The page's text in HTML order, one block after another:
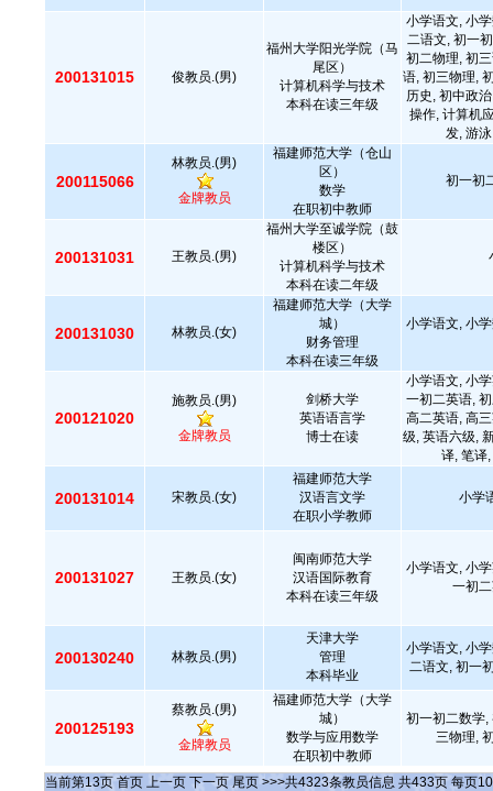
200131015 俊教员.(男)
福州大学阳光学院（马
尾区）
计算机科学与技术
本科在读三年级
小学语文, 小
二语文, 初一
初二物理, 初
语, 初三物理,
历史, 初中政
操作, 计算机
发, 游
200115066
林教员.(男)
金牌教员
福建师范大学（仓山
区）
数学
在职初中教师
初一初
200131031 王教员.(男)
福州大学至诚学院（鼓
楼区）
计算机科学与技术
本科在读二年级
200131030 林教员.(女)
福建师范大学（大学
城）
财务管理
本科在读三年级
小学语文, 小
200121020
施教员.(男)
金牌教员
剑桥大学
英语语言学
博士在读
小学语文, 小
一初二英语,
高二英语, 高
级, 英语六级,
译, 笔译
200131014 宋教员.(女)
福建师范大学
汉语言文学
在职小学教师
小学
200131027 王教员.(女)
闽南师范大学
汉语国际教育
本科在读三年级
小学语文, 小
一初
200130240 林教员.(男)
天津大学
管理
本科毕业
小学语文, 小
二语文, 初一
200125193
蔡教员.(男)
金牌教员
福建师范大学（大学
城）
数学与应用数学
在职初中教师
初一初二数学,
三物理,
当前第13页 首页 上一页 下一页 尾页 >>>共4323条教员信息 共433页 每页10